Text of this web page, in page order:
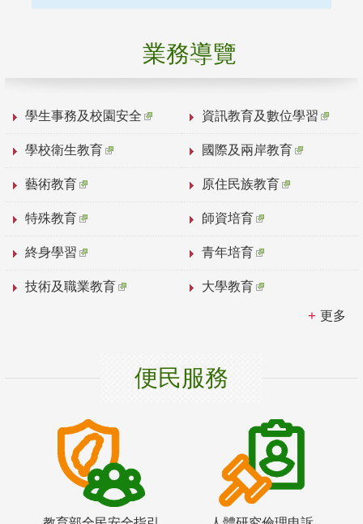
業務導覽
學生事務及校園安全 資訊教育及數位學習
學校衛生教育 國際及兩岸教育
藝術教育 原住民族教育
特殊教育 師資培育
終身學習 青年培育
技術及職業教育 大學教育
更多
便民服務